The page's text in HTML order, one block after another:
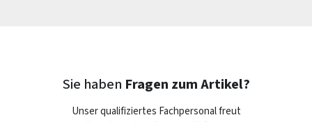
Sie haben Fragen zum Artikel?
Unser qualifiziertes Fachpersonal freut